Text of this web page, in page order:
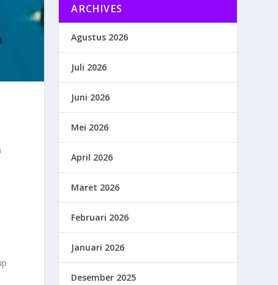
ARCHIVES
Agustus 2026
Juli 2026
Juni 2026
Mei 2026
April 2026
Maret 2026
Februari 2026
Januari 2026
Desember 2025